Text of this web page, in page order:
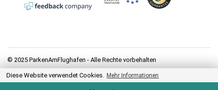
© 2025 ParkenAmFlughafen - Alle Rechte vorbehalten
Datenschutz
Diese Website verwendet Cookies. Mehr Informationen